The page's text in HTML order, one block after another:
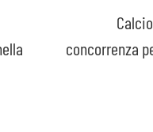
concorrenza